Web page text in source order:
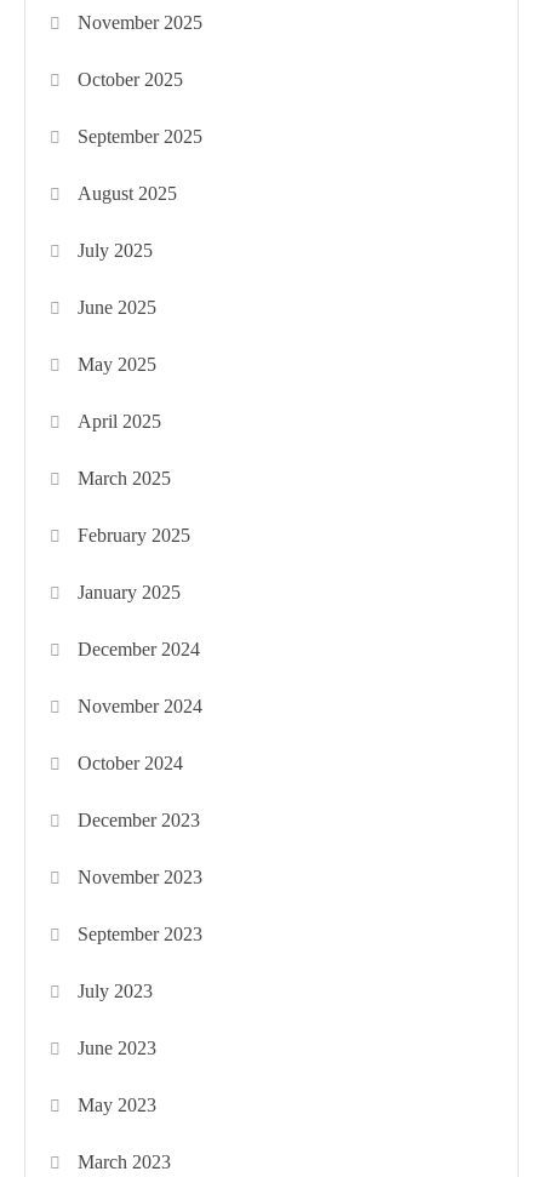
November 2025
October 2025
September 2025
August 2025
July 2025
June 2025
May 2025
April 2025
March 2025
February 2025
January 2025
December 2024
November 2024
October 2024
December 2023
November 2023
September 2023
July 2023
June 2023
May 2023
March 2023